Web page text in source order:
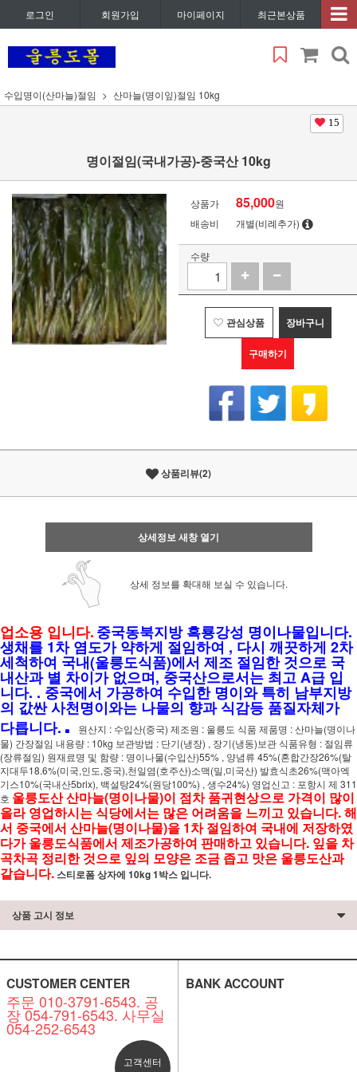
로그인 회원가입 마이페이지 최근본상품
수입명이(산마늘)절임 산마늘(명이잎)절임 10kg
15
명이절임(국내가공)-중국산 10kg
상품가 85,000원
배송비
개별(비례추가)
수량
관심상품 장바구니
구매하기
상품리뷰(2)
상세정보 새창 열기
상세 정보를 확대해 보실 수 있습니다.
업소용 입니다.중국동북지방 흑룡강성 명이나물입니다.
생채를 1차 염도가 약하게 절임하여 , 다시 깨끗하게 2차
세척하여 국내(울릉도식품)에서 제조 절임한 것으로 국
내산과 별 차이가 없으며, 중국산으로서는 최고 A급 입
니다. . 중국에서 가공하여 수입한 명이와 특히 남부지방
의 값싼 사천명이와는 나물의 향과 식감등 품질자체가
다릅니다. .원산지 : 수입산(중국) 제조원 : 울릉도 식품 제품명 : 산마늘(명이나
물) 간장절임 내용량 : 10kg 보관방법 : 단기(냉장) , 장기(냉동)보관 식품유형 : 절임류
(장류절임) 원재료명 및 함량 : 명이나물(수입산)55% , 양념류 45%(혼합간장26%(탈
지대두18.6%(미국,인도,중국),천일염(호주산)소맥(밀,미국산) 발효식초26%(맥아엑
기스10%(국내산5brix), 백설탕24%(원당100%) , 생수24%) 영업신고 : 포항시 제 311
호 울릉도산 산마늘(명이나물)이 점차 품귀현상으로 가격이 많이
올라 영업하시는 식당에서는 많은 어려움을 느끼고 있습니다. 해
서 중국에서 산마늘(명이나물)을 1차 절임하여 국내에 저장하였
다가 울릉도식품에서 제조가공하여 판매하고 있습니다. 잎을 차
곡차곡 정리한 것으로 잎의 모양은 조금 좁고 맛은 울릉도산과
같습니다. 스티로폼 상자에 10kg 1박스 입니다.
상품 고시 정보
CUSTOMER CENTER
주문 010-3791-6543. 공
장 054-791-6543. 사무실
054-252-6543
고객센터
BANK ACCOUNT